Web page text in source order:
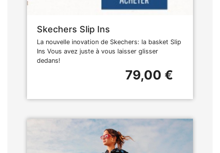
Skechers Slip Ins
La nouvelle inovation de Skechers: la basket Slip
Ins Vous avez juste à vous laisser glisser
dedans!
79,00 €